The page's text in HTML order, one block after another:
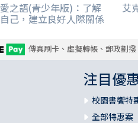
愛之語(青少年版)：了解
自己，建立良好人際關係
艾
傳真刷卡、虛擬轉帳、郵政劃
注目優
校園書饗特
全部特惠案